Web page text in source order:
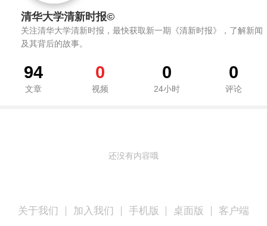
清华大学清新时报©
关注清华大学清新时报，最快获取新一期《清新时报》，了解新闻
及其背后的故事。
94
文章
0
视频
0
24小时
0
评论
还没有内容哦
关于我们 加入我们 手机版 桌面版 客户端